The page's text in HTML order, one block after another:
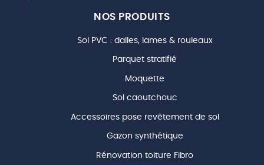
NOS PRODUITS
Sol PVC : dalles, lames & rouleaux
Parquet stratifié
Moquette
Sol caoutchouc
Accessoires pose revêtement de sol
Gazon synthétique
Rénovation toiture Fibro